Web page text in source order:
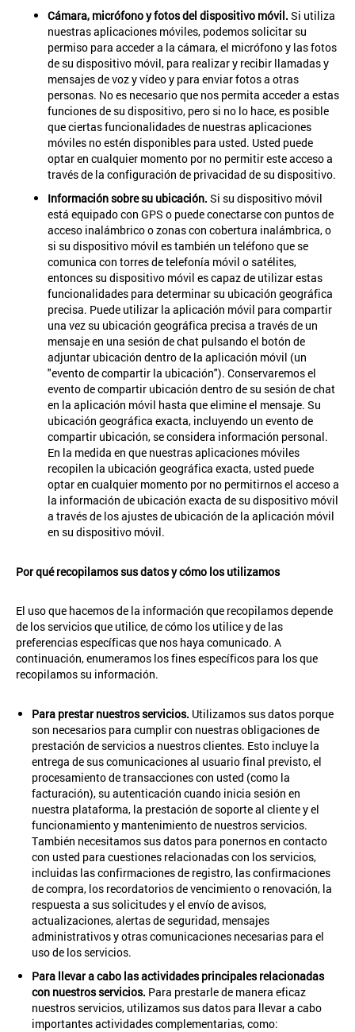
Cámara, micrófono y fotos del dispositivo móvil. Si utiliza
nuestras aplicaciones móviles, podemos solicitar su
permiso para acceder a la cámara, el micrófono y las fotos
de su dispositivo móvil, para realizar y recibir llamadas y
mensajes de voz y vídeo y para enviar fotos a otras
personas. No es necesario que nos permita acceder a estas
funciones de su dispositivo, pero si no lo hace, es posible
que ciertas funcionalidades de nuestras aplicaciones
móviles no estén disponibles para usted. Usted puede
optar en cualquier momento por no permitir este acceso a
través de la configuración de privacidad de su dispositivo.
Información sobre su ubicación. Si su dispositivo móvil
está equipado con GPS o puede conectarse con puntos de
acceso inalámbrico o zonas con cobertura inalámbrica, o
si su dispositivo móvil es también un teléfono que se
comunica con torres de telefonía móvil o satélites,
entonces su dispositivo móvil es capaz de utilizar estas
funcionalidades para determinar su ubicación geográfica
precisa. Puede utilizar la aplicación móvil para compartir
una vez su ubicación geográfica precisa a través de un
mensaje en una sesión de chat pulsando el botón de
adjuntar ubicación dentro de la aplicación móvil (un
"evento de compartir la ubicación"). Conservaremos el
evento de compartir ubicación dentro de su sesión de chat
en la aplicación móvil hasta que elimine el mensaje. Su
ubicación geográfica exacta, incluyendo un evento de
compartir ubicación, se considera información personal.
En la medida en que nuestras aplicaciones móviles
recopilen la ubicación geográfica exacta, usted puede
optar en cualquier momento por no permitirnos el acceso a
la información de ubicación exacta de su dispositivo móvil
a través de los ajustes de ubicación de la aplicación móvil
en su dispositivo móvil.
Por qué recopilamos sus datos y cómo los utilizamos
El uso que hacemos de la información que recopilamos depende
de los servicios que utilice, de cómo los utilice y de las
preferencias específicas que nos haya comunicado. A
continuación, enumeramos los fines específicos para los que
recopilamos su información.
Para prestar nuestros servicios. Utilizamos sus datos porque
son necesarios para cumplir con nuestras obligaciones de
prestación de servicios a nuestros clientes. Esto incluye la
entrega de sus comunicaciones al usuario final previsto, el
procesamiento de transacciones con usted (como la
facturación), su autenticación cuando inicia sesión en
nuestra plataforma, la prestación de soporte al cliente y el
funcionamiento y mantenimiento de nuestros servicios.
También necesitamos sus datos para ponernos en contacto
con usted para cuestiones relacionadas con los servicios,
incluidas las confirmaciones de registro, las confirmaciones
de compra, los recordatorios de vencimiento o renovación, la
respuesta a sus solicitudes y el envío de avisos,
actualizaciones, alertas de seguridad, mensajes
administrativos y otras comunicaciones necesarias para el
uso de los servicios.
Para llevar a cabo las actividades principales relacionadas
con nuestros servicios. Para prestarle de manera eficaz
nuestros servicios, utilizamos sus datos para llevar a cabo
importantes actividades complementarias, como: